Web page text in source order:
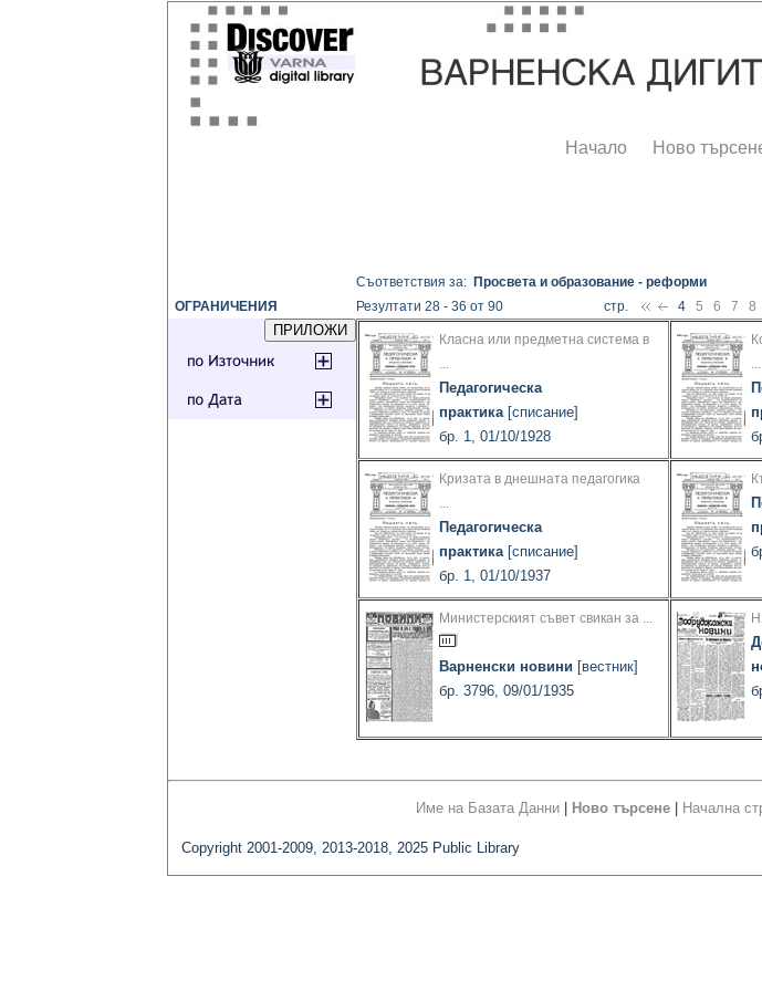
Начало Ново
ОГРАНИЧЕНИЯ
Съответствия за: Просвета и образование - реформи
Резултати 28 - 36 от 90
стр. 4 5 6 7 8
Класна или предметна система в
...
Педагогическа
практика[списание]
бр. 1, 01/10/1928
...
Кризата в днешната педагогика
...
Педагогическа
практика[списание]
бр. 1, 01/10/1937
Министерският съвет свикан за ...
Варненски новини [вестник]
бр. 3796, 09/01/1935
Име на Базата Данни Ново търсене Начална
Copyright 2001-2009, 2013-2018, 2025 Public Library